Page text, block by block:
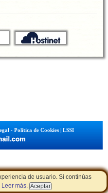
de usuario. Si continúas
Leer más.
- Política de Cookies| LSSI